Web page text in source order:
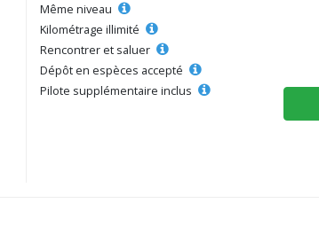
Même niveau
Kilométrage illimité
Rencontrer et saluer
Dépôt en espèces accepté
Pilote supplémentaire inclus